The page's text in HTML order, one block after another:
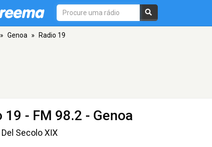
» Genoa » Radio 19
19 - FM 98.2 - Genoa
Del Secolo XIX